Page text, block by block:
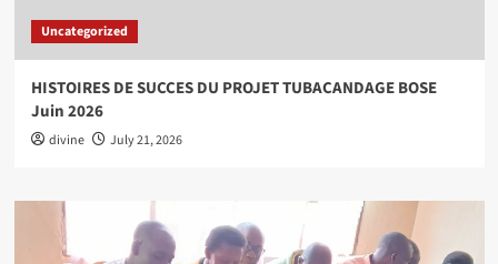
Uncategorized
HISTOIRES DE SUCCES DU PROJET TUBACANDAGE BOSE
Juin 2026
divine July 21, 2026